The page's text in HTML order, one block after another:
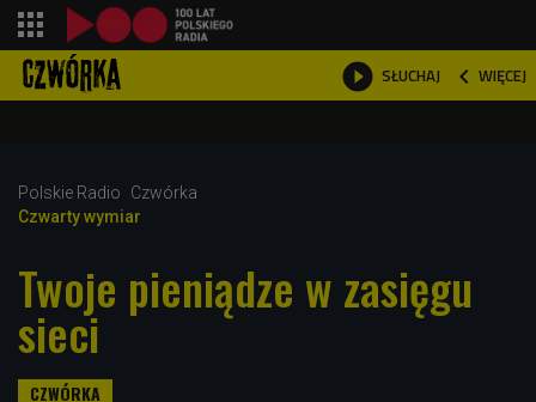
 SŁUCHAJ  WIĘCEJ

Polskie Radio
Czwórka
Czwarty wymiar
Twoje pieniądze w zasięgu
sieci